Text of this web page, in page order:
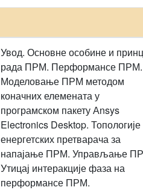
Увод. Основне особине и
рада ПРМ. Перформансе ПРМ.
Моделовање ПРМ методом
коначних елемената у
програмском пакету Аnsys
Electronics Desktop. Топологије
енергетских претварача за
напајање ПРМ. Управљање
Утицај интеракције фаза на
перформансе ПРМ.